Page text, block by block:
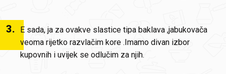
3.
E sada, ja za ovakve slastice tipa baklava ,jabukovača
veoma rijetko razvlačim kore .Imamo divan izbor
kupovnih i uvijek se odlučim za njih.